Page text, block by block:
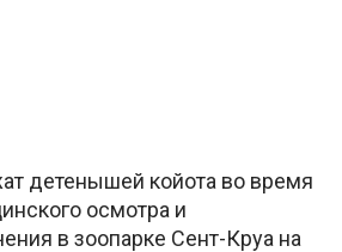
детенышей койота во время
осмотра и
в зоопарке Сент-Круа на